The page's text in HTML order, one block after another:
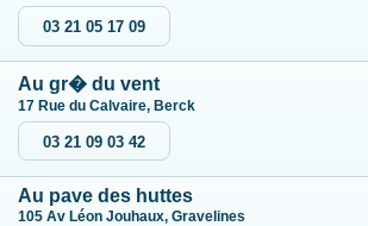
03 21 05 17 09
Au gr� du vent
17 Rue du Calvaire, Berck
03 21 09 03 42
Au pave des huttes
105 Av Léon Jouhaux, Gravelines